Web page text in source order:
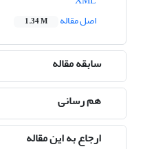
اصل مقاله
1.34 M
سابقه مقاله
هم رسانی
ارجاع به این مقاله